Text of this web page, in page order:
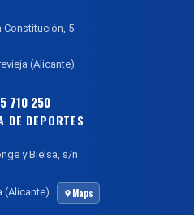
Constitución, 5
(Alicante)
710 250
DE DEPORTES
y Bielsa, s/n
(Alicante) Maps